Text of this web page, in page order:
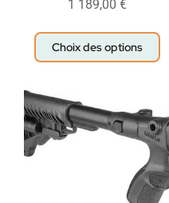
1 189,00 €
Choix des options